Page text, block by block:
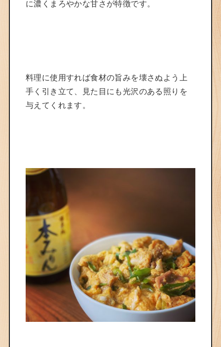
に濃くまろやかな甘さが特徴です。
料理に使用すれば食材の旨みを壊さぬよう上
手く引き立て、見た目にも光沢のある照りを
与えてくれます。